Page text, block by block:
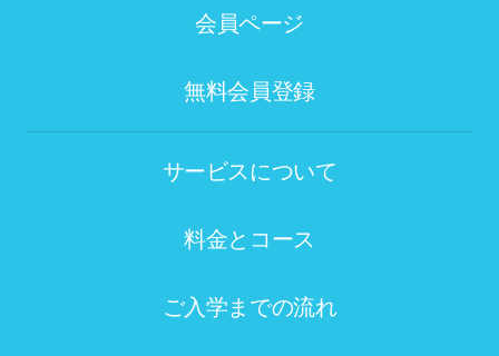
会員ページ
無料会員登録
サービスについて
料金とコース
ご入学までの流れ